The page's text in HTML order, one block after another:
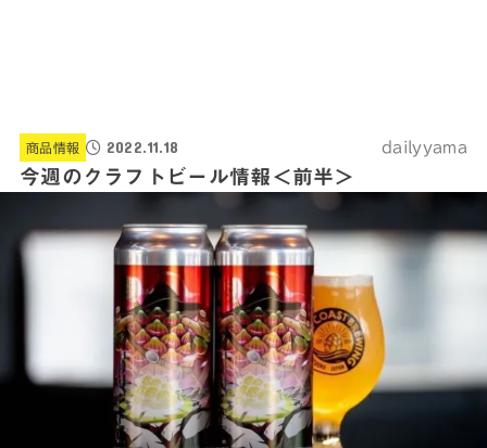
商品情報 2022.11.18 dailyyama
今週のクラフトビール情報＜前半＞